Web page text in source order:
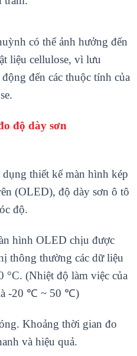
có thể ảnh hưởng đến
liệu cellulose, vì lưu
đến các thuộc tính của
độ dày sơn
dụng thiết kế màn hình kép
(OLED), độ dày sơn ô tô
óc độ.
hình OLED chịu được
thông thường các dữ liệu
°C. (Nhiệt độ làm việc của
à -20 ℃ ~ 50 ℃)
Khoảng thời gian đo
và hiệu quả.